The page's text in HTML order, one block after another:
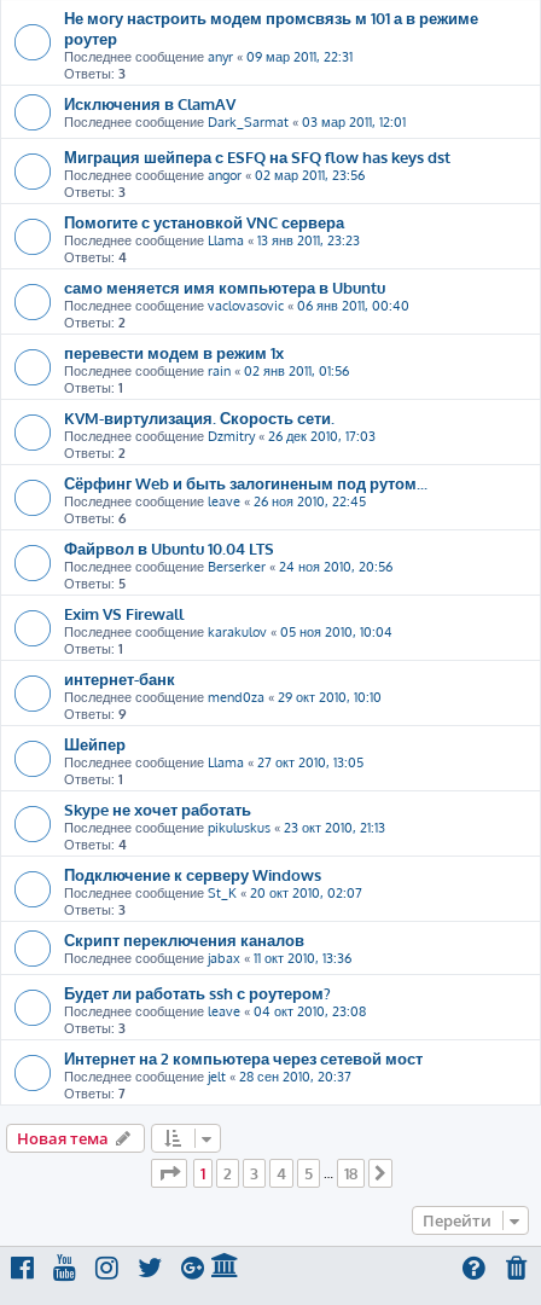
Не могу настроить модем промсвязь м 101 а в режиме
роутер
Последнее сообщение anyr « 09 мар 2011, 22:31
Ответы: 3
Исключения в ClamAV
Последнее сообщение Dark_Sarmat « 03 мар 2011, 12:01
Миграция шейпера с ESFQ на SFQ flow has keys dst
Последнее сообщение angor « 02 мар 2011, 23:56
Ответы: 3
Помогите с установкой VNC сервера
Последнее сообщение Llama « 13 янв 2011, 23:23
Ответы: 4
само меняется имя компьютера в Ubuntu
Последнее сообщение vaclovasovic « 06 янв 2011, 00:40
Ответы: 2
перевести модем в режим 1х
Последнее сообщение rain « 02 янв 2011, 01:56
Ответы: 1
KVM-виртулизация. Скорость сети.
Последнее сообщение Dzmitry« 26 дек 2010, 17:03
Ответы: 2
Сёрфинг Web и быть залогиненым под рутом...
Последнее сообщение leave « 26 ноя 2010, 22:45
Ответы: 6
Файрвол в Ubuntu 10.04 LTS
Последнее сообщение Berserker « 24 ноя 2010, 20:56
Ответы: 5
Exim VS Firewall
Последнее сообщение karakulov « 05 ноя 2010, 10:04
Ответы: 1
интернет-банк
Последнее сообщение mend0za « 29 окт 2010, 10:10
Ответы: 9
Шейпер
Последнее сообщение Llama « 27 окт 2010, 13:05
Ответы: 1
Skype не хочет работать
Последнее сообщение pikuluskus « 23 окт 2010, 21:13
Ответы: 4
Подключение к серверу Windows
Последнее сообщение St_K « 20 окт 2010, 02:07
Ответы: 3
Скрипт переключения каналов
Последнее сообщение jabax « 11 окт 2010, 13:36
Будет ли работать ssh с роутером?
Последнее сообщение leave « 04 окт 2010, 23:08
Ответы: 3
Интернет на 2 компьютера через сетевой мост
Последнее сообщение jelt « 28 сен 2010, 20:37
Ответы: 7
Новая тема
Страница
из 18
1 2 3 4 5 … 18
Перейти